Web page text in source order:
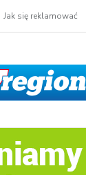
Jak się reklamować